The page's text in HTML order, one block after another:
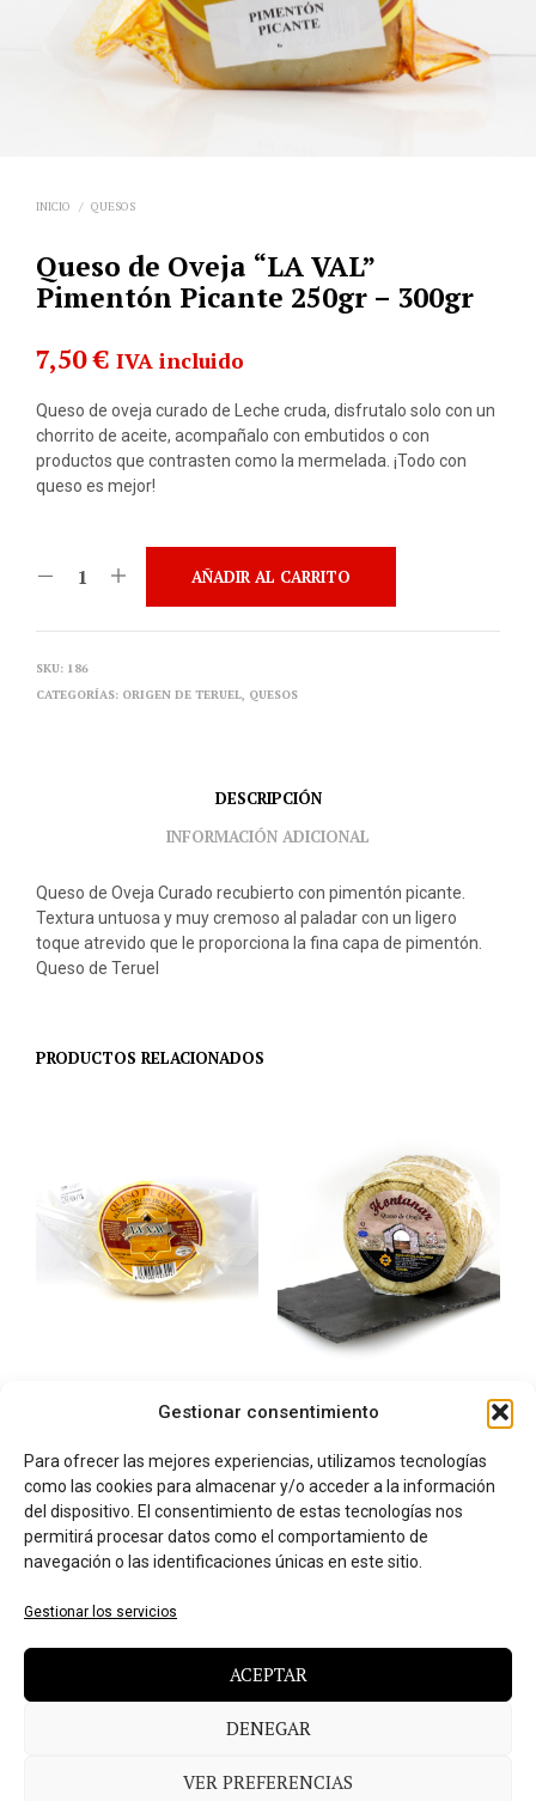
Gestionar consentimiento
Para ofrecer las mejores experiencias, utilizamos tecnologías
como las cookies para almacenar y/o acceder a la información
del dispositivo. El consentimiento de estas tecnologías nos
permitirá procesar datos como el comportamiento de
navegación o las identificaciones únicas en este sitio.
Gestionar los servicios
ACEPTAR
DENEGAR
VER PREFERENCIAS
INICIO / QUESOS
Queso de Oveja “LA VAL”
Pimentón Picante 250gr – 300gr
7,50€ IVA incluido
Queso de oveja curado de Leche cruda, disfrutalo solo con un
chorrito de aceite, acompañalo con embutidos o con
productos que contrasten como la mermelada. ¡Todo con
queso es mejor!
AÑADIR AL CARRITO
SKU: 186
CATEGORÍAS: ORIGEN DE TERUEL, QUESOS
DESCRIPCIÓN
INFORMACIÓN ADICIONAL
Queso de Oveja Curado recubierto con pimentón picante.
Textura untuosa y muy cremoso al paladar con un ligero
toque atrevido que le proporciona la fina capa de pimentón.
Queso de Teruel
PRODUCTOS RELACIONADOS
Queso de Oveja Curado
18,71 IVA incluido
AÑADIR AL CARRITO
Queso de Oveja Curado
850gr
20,40€
AÑADIR AL CARRITO